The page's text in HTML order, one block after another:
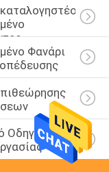
Φανάρι
Οδηγημένο